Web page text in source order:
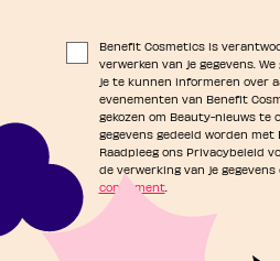
Benefit Cosmetics is
verwerken van je gegevens.
je te kunnen informeren over
evenementen van Benefit
gekozen om Beauty-nieuws te
gegevens gedeeld worden met
Raadpleeg ons Privacybeleid
de verwerking van je gegevens
consument.